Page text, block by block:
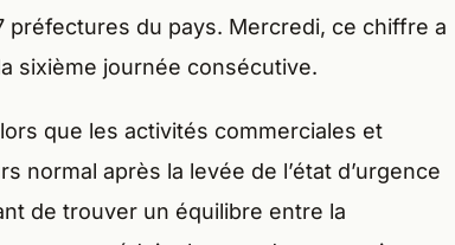
du pays. Mercredi, ce chiffre a
sixième journée consécutive.
que les activités commerciales et
normal après la levée de l’état d’urgence
de trouver un équilibre entre la